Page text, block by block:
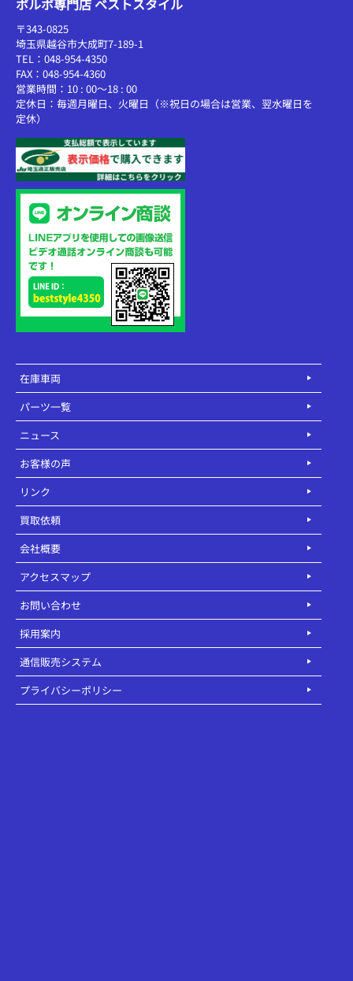
〒343-0825
埼玉県越谷市大成町7-189-1
TEL：048-954-4350
FAX：048-954-4360
営業時間：10 : 00～18 : 00
定休日：毎週月曜日、火曜日（※祝日の場合は営業、翌水曜日を
定休）
在庫車両
パーツ一覧
ニュース
お客様の声
リンク
買取依頼
会社概要
アクセスマップ
お問い合わせ
採用案内
通信販売システム
プライバシーポリシー